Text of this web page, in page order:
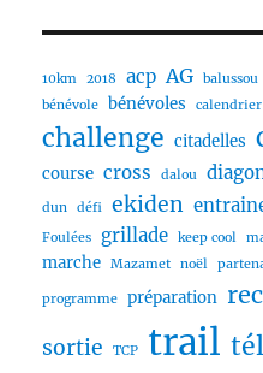
10km 2018 acp AG balussou
bénévole
bénévoles calendrier
challenge citadelles
course cross dalou
dun défi ekiden
Foulées
grillade keep cool
marche
Mazamet noël
programme préparation
sortie TCP trail